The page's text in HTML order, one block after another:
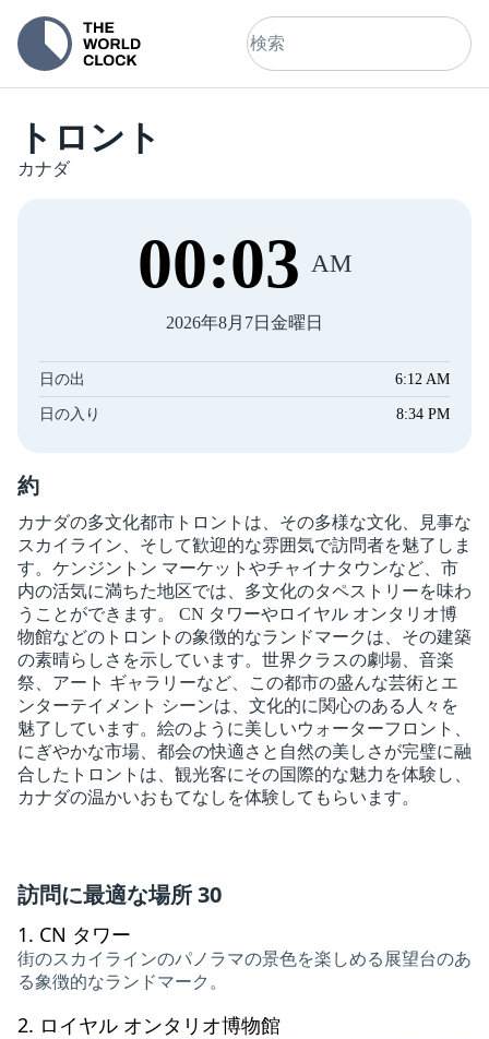
トロント
カナダ
00:03 AM
2026年8月7日金曜日
日の出 6:12 AM
日の入り 8:34 PM
約
カナダの多文化都市トロントは、その多様な文化、見事な
スカイライン、そして歓迎的な雰囲気で訪問者を魅了しま
す。ケンジントン マーケットやチャイナタウンなど、市
内の活気に満ちた地区では、多文化のタペストリーを味わ
うことができます。 CN タワーやロイヤル オンタリオ博
物館などのトロントの象徴的なランドマークは、その建築
の素晴らしさを示しています。世界クラスの劇場、音楽
祭、アート ギャラリーなど、この都市の盛んな芸術とエ
ンターテイメント シーンは、文化的に関心のある人々を
魅了しています。絵のように美しいウォーターフロント、
にぎやかな市場、都会の快適さと自然の美しさが完璧に融
合したトロントは、観光客にその国際的な魅力を体験し、
カナダの温かいおもてなしを体験してもらいます。
訪問に最適な場所 30
1. CN タワー
街のスカイラインのパノラマの景色を楽しめる展望台のあ
る象徴的なランドマーク。
2. ロイヤル オンタリオ博物館